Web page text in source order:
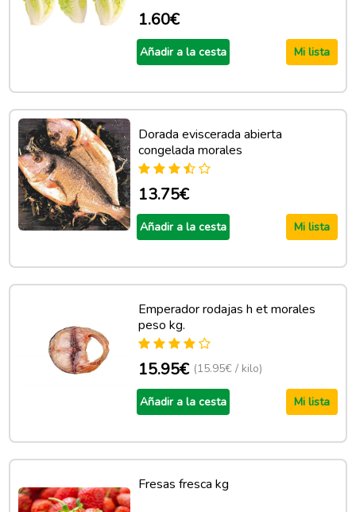
1.60€
Añadir a la cesta Mi lista
Dorada eviscerada abierta
congelada morales
13.75€
Añadir a la cesta Mi lista
Emperador rodajas h et morales
peso kg.
15.95€ (15.95€ / kilo)
Añadir a la cesta Mi lista
Fresas fresca kg